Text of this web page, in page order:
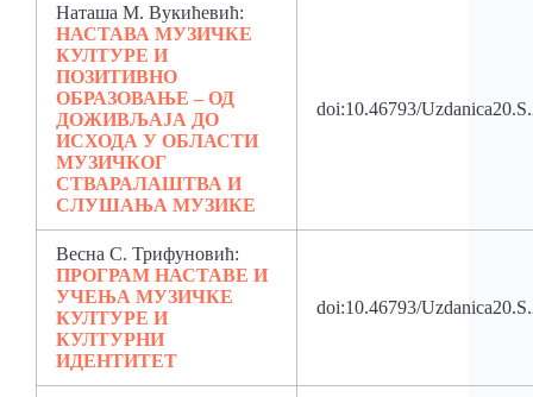
Наташа М. Вукићевић:
НАСТАВА МУЗИЧКЕ
КУЛТУРЕ И
ПОЗИТИВНО
ОБРАЗОВАЊЕ – ОД
ДОЖИВЉАЈА ДО
ИСХОДА У ОБЛАСТИ
МУЗИЧКОГ
СТВАРАЛАШТВА И
СЛУШАЊА МУЗИКЕ
doi:10.46793/
Весна С. Трифуновић:
ПРОГРАМ НАСТАВЕ И
УЧЕЊА МУЗИЧКЕ
КУЛТУРЕ И
КУЛТУРНИ
ИДЕНТИТЕТ
doi:10.46793/